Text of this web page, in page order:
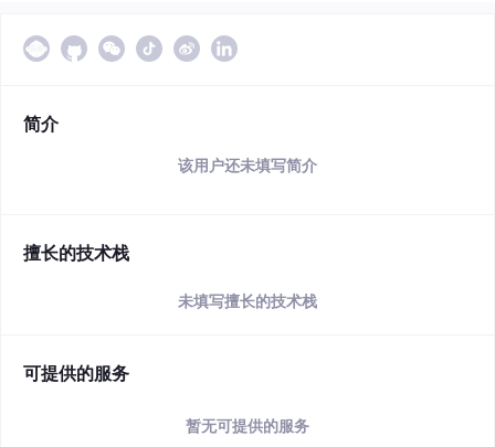
简介
该用户还未填写简介
擅长的技术栈
未填写擅长的技术栈
可提供的服务
暂无可提供的服务